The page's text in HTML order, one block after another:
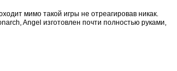
мимо такой игры не отреагировав никак.
Angel изготовлен почти полностью руками,